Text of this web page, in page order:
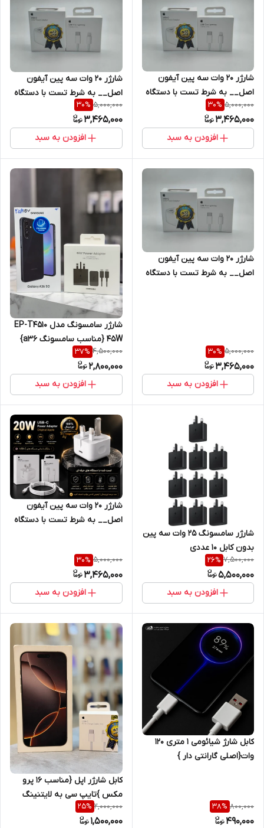
شارژر ۲۰ وات سه پین آیفون
اصل__ به شرط تست با دستگاه
Jc + یکسال گارانتی شرکتی+کابل
هدیه اصلی
5,000,000
30%
3,465,000
افزودن به سبد
شارژر ۲۰ وات سه پین آیفون
اصل__ به شرط تست با دستگاه
Jc + یکسال گارانتی شرکتی+کابل
هدیه اصلی
5,000,000
30%
3,465,000
افزودن به سبد
شارژر ۲۰ وات سه پین آیفون
اصل__ به شرط تست با دستگاه
5,000,000
30%
3,465,000
افزودن به سبد
شارژر سامسونگ مدل EP-T4510
45W {مناسب سامسونگ a36}
سه پین همراه کابل اصل
4,500,000
37%
2,800,000
افزودن به سبد
شارژر سامسونگ 25 وات سه پین
بدون کابل 10 عددی
7,500,000
26%
5,500,000
افزودن به سبد
شارژر ۲۰ وات سه پین آیفون
اصل__ به شرط تست با دستگاه
5,000,000
30%
3,465,000
افزودن به سبد
کابل شارژ شیائومی ۱ متری ۱۲۰
وات{اصلی گارانتی دار }
800,000
38%
490,000
کابل شارژر اپل {مناسب 16 پرو
مکس }تایپ سی به لایتنینگ
اصل+گارانتی شرکتی یک ساله
2,000,000
25%
1,500,000